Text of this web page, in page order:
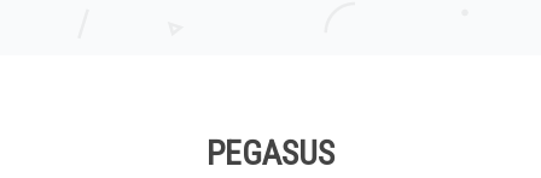
PEGASUS